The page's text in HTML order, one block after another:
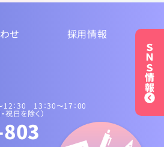
ＳＮＳ情報
せ 採用情報
12：30 13：30〜17：00
・祝日を除く）